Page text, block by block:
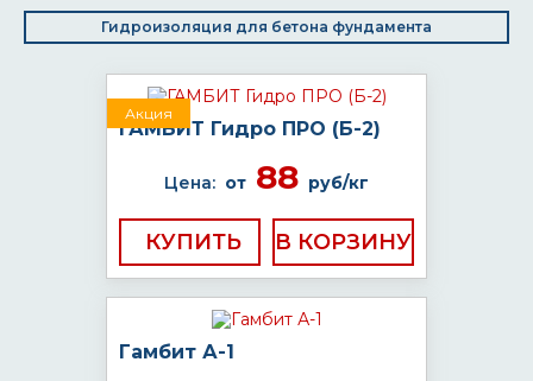
Гидроизоляция для бетона фундамента
Акция
ГАМБИТ Гидро ПРО (Б-2)
Цена: от 88 руб/кг
КУПИТЬ
Гамбит А-1